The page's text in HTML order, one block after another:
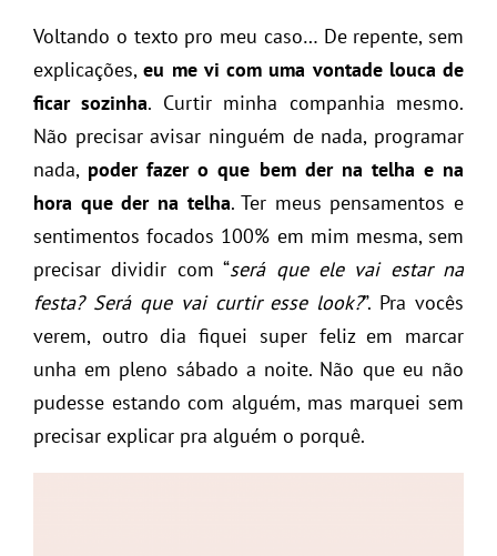
Voltando o texto pro meu caso… De repente, sem
explicações,eu me vi com uma vontade louca de
ficar sozinha. Curtir minha companhia mesmo.
Não precisar avisar ninguém de nada, programar
nada, poder fazer o que bem der na telha e na
hora que der na telha. Ter meus pensamentos e
sentimentos focados 100% em mim mesma, sem
precisar dividir com “será que ele vai estar na
festa? Será que vai curtir esse look?”. Pra vocês
verem, outro dia fiquei super feliz em marcar
unha em pleno sábado a noite. Não que eu não
pudesse estando com alguém, mas marquei sem
precisar explicar pra alguém o porquê.